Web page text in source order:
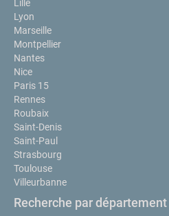
Lille
Lyon
Marseille
Montpellier
Nantes
Nice
Paris 15
Rennes
Roubaix
Saint-Denis
Saint-Paul
Strasbourg
Toulouse
Villeurbanne
Recherche par département